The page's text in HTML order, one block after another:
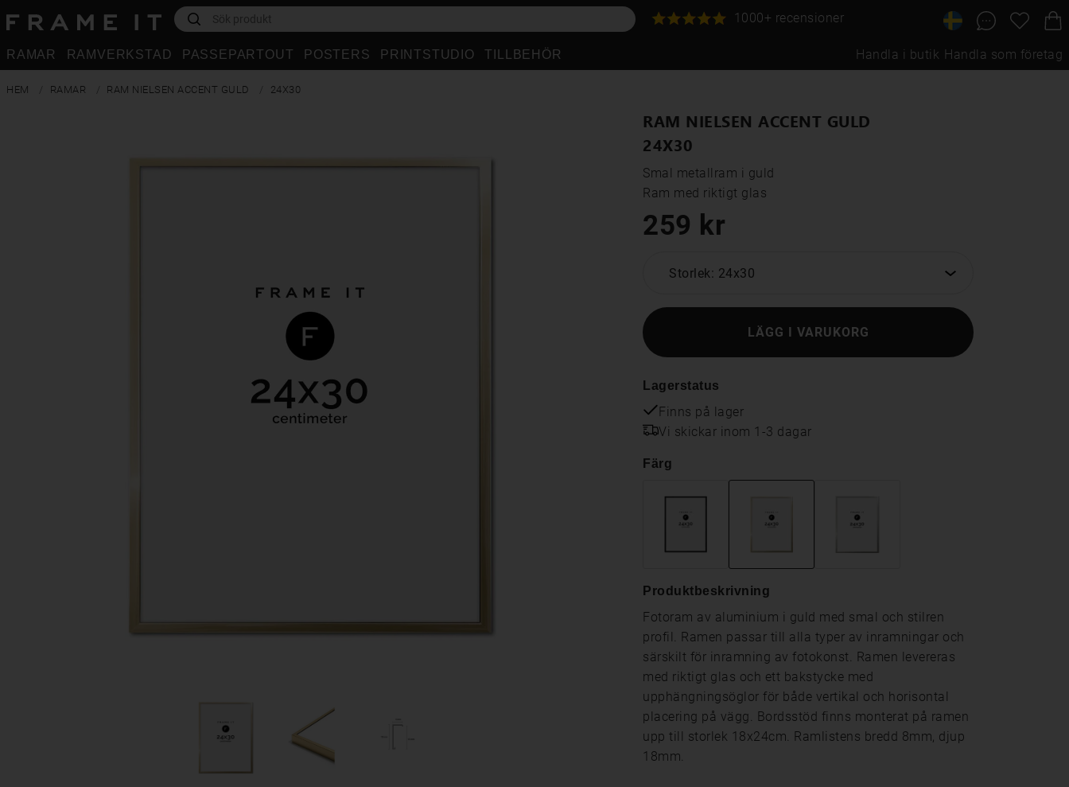
1000+ recensioner
RAMAR RAMVERKSTAD PASSEPARTOUT POSTERS PRINTSTUDIO TILLBEHÖR Handla i butik Handla som företag
HEM RAMAR RAM NIELSEN ACCENT GULD 24X30
RAM NIELSEN ACCENT GULD
24X30
Smal metallram i guld
Ram med riktigt glas
259 kr
Storlek: 24x30
LÄGG I VARUKORG
Lagerstatus
Finns på lager
Vi skickar inom 1-3 dagar
Färg
Produktbeskrivning
Fotoram av aluminium i guld med smal och stilren
profil. Ramen passar till alla typer av inramningar och
särskilt för inramning av fotokonst. Ramen levereras
med riktigt glas och ett bakstycke med
upphängningsöglor för både vertikal och horisontal
placering på vägg. Bordsstöd finns monterat på ramen
upp till storlek 18x24cm. Ramlistens bredd 8mm, djup
18mm.